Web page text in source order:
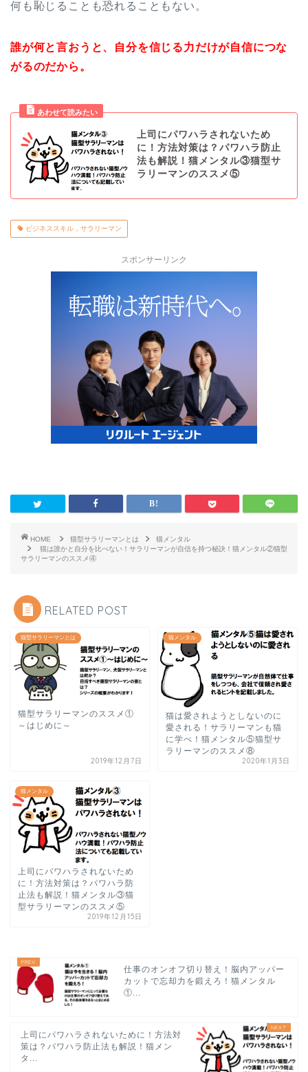
何も恥じることも恐れることもない。
誰が何と言おうと、自分を信じる力だけが自信につな
がるのだから。
上司にパワハラされないため
に！方法対策は？パワハラ防止
法も解説！猫メンタル③猫型サ
ラリーマンのススメ⑤
ビジネススキル，サラリーマン
スポンサーリンク
HOME 猫型サラリーマンとは
猫メンタル
猫は誰かと自分を比べない！サラリーマンが自信を持つ秘訣！猫メンタル②猫型
サラリーマンのススメ④
RELATED POST
猫型サラリーマンとは
猫型サラリーマンのススメ①
～はじめに～
2019年12月7日
猫メンタル
猫は愛されようとしないのに
愛される！サラリーマンも猫
に学べ！猫メンタル⑤猫型サ
ラリーマンのススメ⑧
2020年1月3日
猫メンタル
上司にパワハラされないため
に！方法対策は？パワハラ防
止法も解説！猫メンタル③猫
型サラリーマンのススメ⑤
2019年12月15日
仕事のオンオフ切り替え！脳内アッパー
カットで忘却力を鍛えろ！猫メンタル
①...
上司にパワハラされないために！方法対
策は？パワハラ防止法も解説！猫メン
タ...